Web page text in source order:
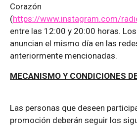
Corazón
(https://www.instagram.com/
entre las 12:00 y 20:00 horas.
anuncian el mismo día en las
anteriormente mencionadas.
MECANISMO Y CONDICIONES
Las personas que deseen
promoción deberán seguir los